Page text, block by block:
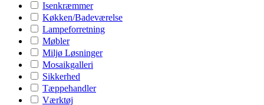
Isenkræmmer
Køkken/Badeværelse
Lampeforretning
Møbler
Miljø Løsninger
Mosaikgalleri
Sikkerhed
Tæppehandler
Værktøj